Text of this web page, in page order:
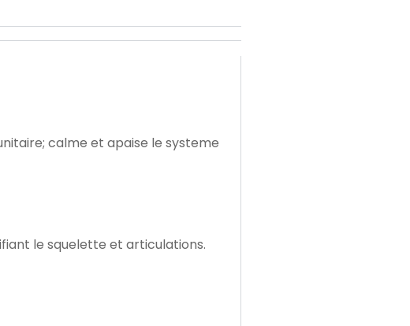
calme et apaise le systeme
le squelette et articulations.